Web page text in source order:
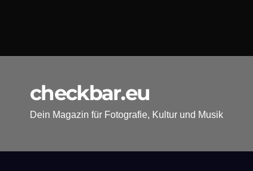
checkbar.eu
Dein Magazin für Fotografie, Kultur und Musik